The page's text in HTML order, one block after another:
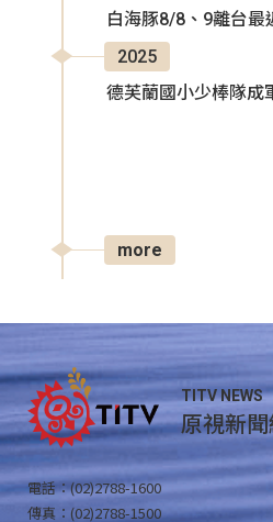
白海豚8/8、9離台最
2025
德芙蘭國小少棒隊成
more
TITV NEWS
原視新
電話：(02)2788-1600
傳真：(02)2788-1500